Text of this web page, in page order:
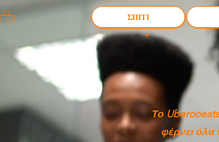
ΣΠΙΤΙ
Το
φέρνει όλα